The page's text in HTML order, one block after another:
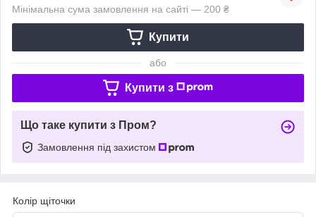
Мінімальна сума замовлення на сайті — 200 ₴
Купити
або
Купити з
Що таке купити з Пром?
Замовлення під захистом
Колір щіточки